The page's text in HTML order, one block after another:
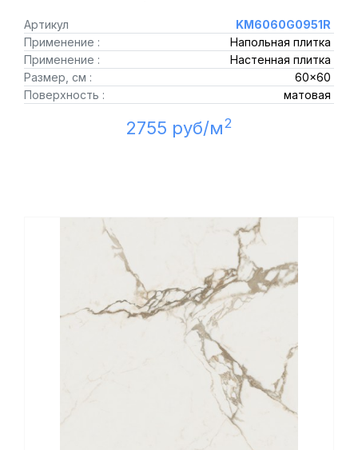
Артикул
KM6060G0951R
Применение :
Напольная плитка
Применение :
Настенная плитка
Размер, см :
60x60
Поверхность :
матовая
2755 руб/м2